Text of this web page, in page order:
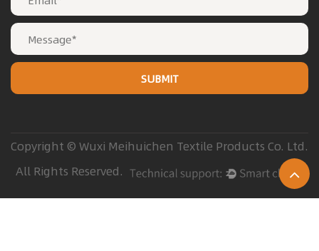
Copyright © Wuxi Meihuichen Textile Products Co. Ltd.
All Rights Reserved.